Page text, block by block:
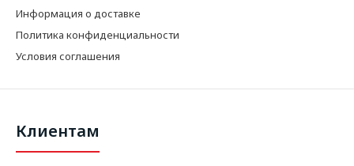
Информация о доставке
Политика конфиденциальности
Условия соглашения
Клиентам